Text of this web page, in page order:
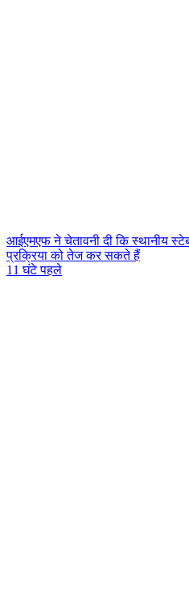
आईएमएफ ने चेतावनी दी कि स्थानीय
प्रक्रिया को तेज कर सकते हैं
11 घंटे पहले